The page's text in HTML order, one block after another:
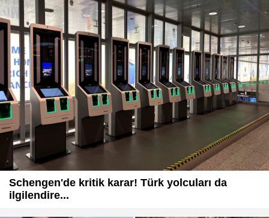
Schengen'de kritik karar! Türk yolcuları da
ilgilendire...